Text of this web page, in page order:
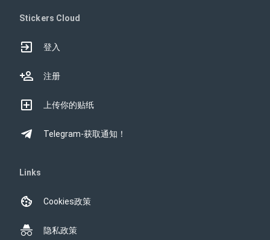
Stickers Cloud
登入
注册
上传你的贴纸
Telegram-获取通知！
Links
Cookies政策
隐私政策